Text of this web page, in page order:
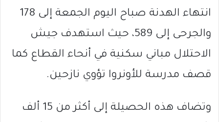
انتهاء الهدنة صباح اليوم الجمعة إلى 178
والجرحى إلى 589، حيث استهدف جيش
الاحتلال مباني سكنية في أنحاء القطاع كما
قصف مدرسة للأونروا تؤوي نازحين.
وتضاف هذه الحصيلة إلى أكثر من 15 ألف